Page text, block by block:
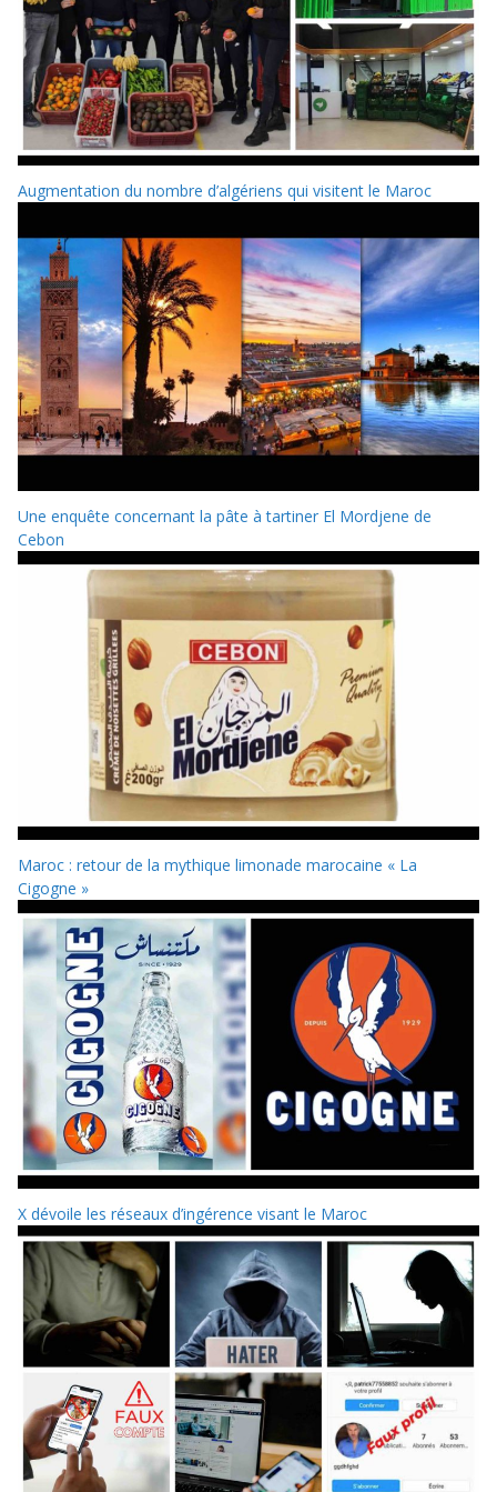
Augmentation du nombre d’algériens qui visitent le Maroc
Une enquête concernant la pâte à tartiner El Mordjene de
Cebon
Maroc : retour de la mythique limonade marocaine « La
Cigogne »
X dévoile les réseaux d’ingérence visant le Maroc